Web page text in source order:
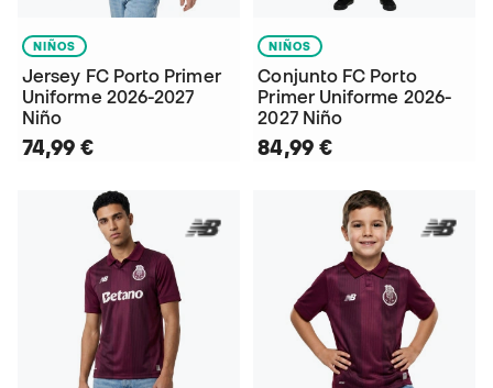
NIÑOS
Jersey FC Porto Primer
Uniforme 2026-2027
Niño
74,99 €
NIÑOS
Conjunto FC Porto
Primer Uniforme 2026-
2027 Niño
84,99 €